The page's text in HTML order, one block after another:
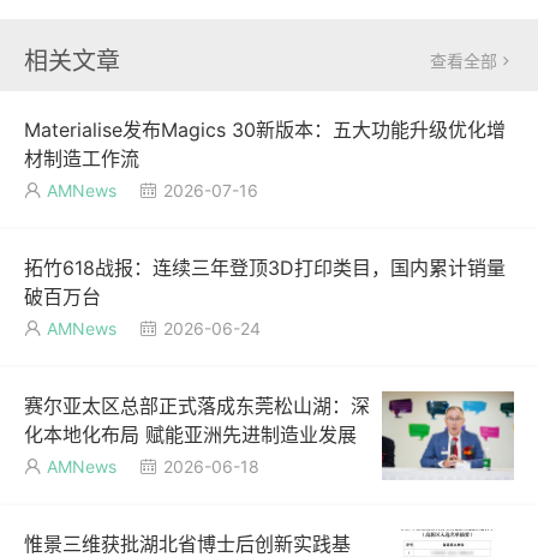
相关文章 查看全部 
Materialise发布Magics 30新版本：五大功能升级优化增
材制造工作流
 AMNews  2026-07-16
拓竹618战报：连续三年登顶3D打印类目，国内累计销量
破百万台
 AMNews  2026-06-24
赛尔亚太区总部正式落成东莞松山湖：深
化本地化布局 赋能亚洲先进制造业发展
 AMNews  2026-06-18
惟景三维获批湖北省博士后创新实践基